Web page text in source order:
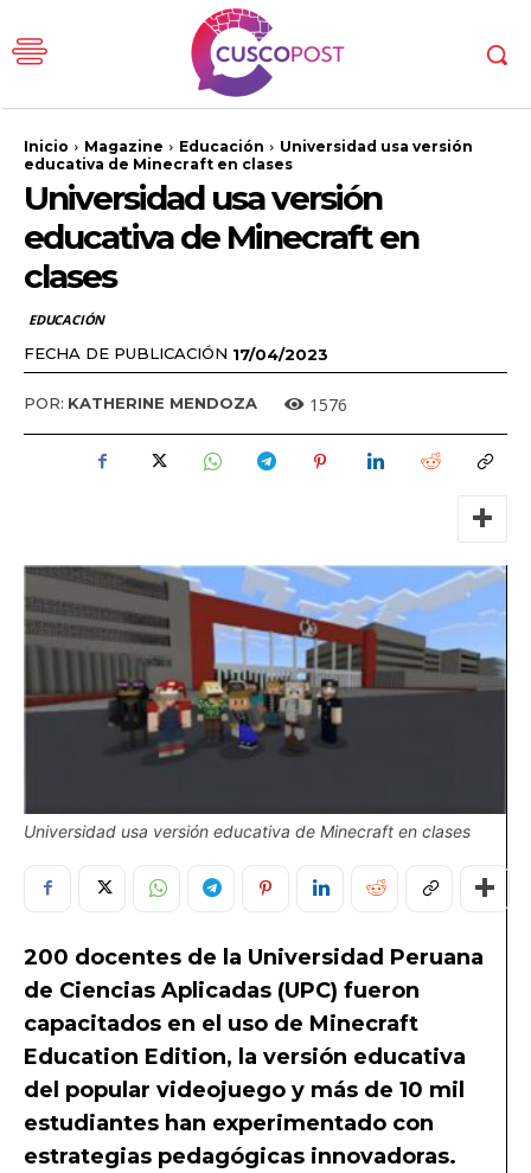
Inicio Magazine Educación
Universidad usa versión
educativa de Minecraft en clases
Universidad usa versión
educativa de Minecraft en
clases
EDUCACIÓN
FECHA DE PUBLICACIÓN 17/04/2023
POR: KATHERINE MENDOZA 1576
Universidad usa versión educativa de Minecraft en clases
200 docentes de la Universidad Peruana
de Ciencias Aplicadas (UPC) fueron
capacitados en el uso de Minecraft
Education Edition, la versión educativa
del popular videojuego y más de 10 mil
estudiantes han experimentado con
estrategias pedagógicas innovadoras.